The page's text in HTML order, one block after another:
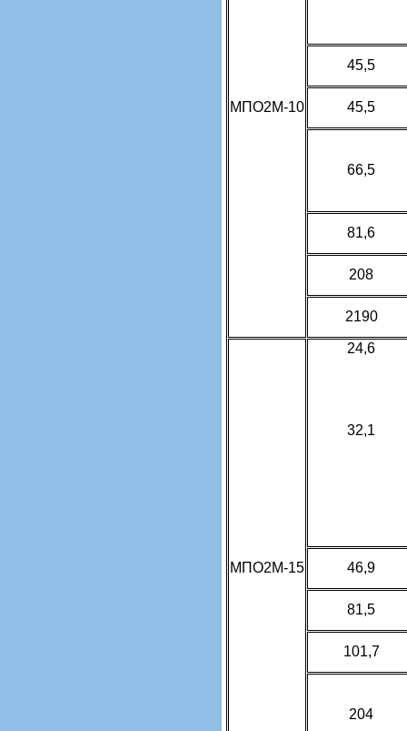
МПО2М-10
45,5
45,5
66,5
81,6
208
2190
МПО2М-15
24,6
32,1
46,9
81,5
101,7
204